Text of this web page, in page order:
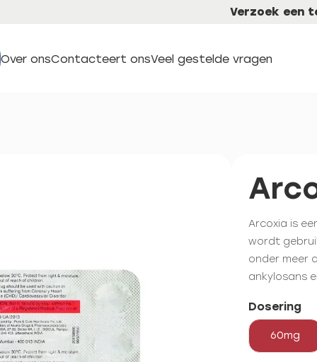
Verzoek een
Over onsContacteert onsVeel gestelde vragen
Arcoxia is
wordt
onder meer
ankylosans
Dosering
60mg